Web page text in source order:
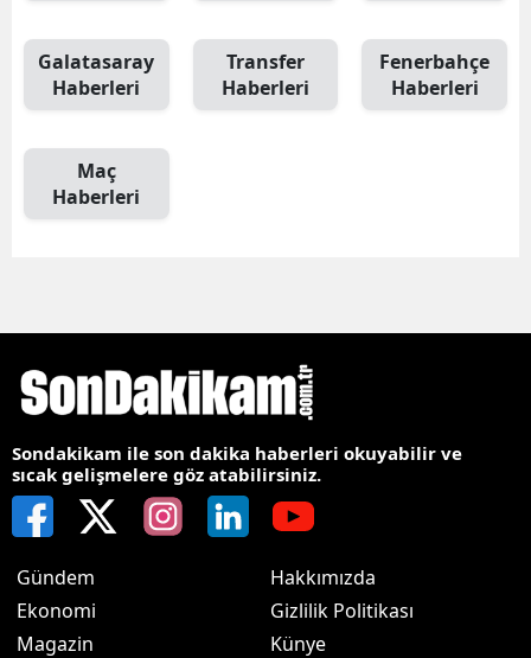
Galatasaray
Haberleri
Transfer
Haberleri
Fenerbahçe
Haberleri
Maç
Haberleri
Sondakikam ile son dakika haberleri okuyabilir ve
sıcak gelişmelere göz atabilirsiniz.
Gündem
Ekonomi
Magazin
Hakkımızda
Gizlilik Politikası
Künye